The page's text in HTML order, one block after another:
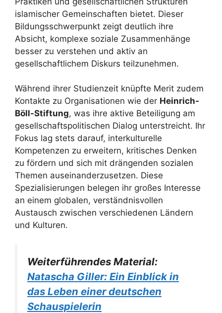
islamischer Gemeinschaften bietet. Dieser
Bildungsschwerpunkt zeigt deutlich ihre
Absicht, komplexe soziale Zusammenhänge
besser zu verstehen und aktiv an
gesellschaftlichem Diskurs teilzunehmen.
Während ihrer Studienzeit knüpfte Merit zudem
Kontakte zu Organisationen wie der Heinrich-
Böll-Stiftung, was ihre aktive Beteiligung am
gesellschaftspolitischen Dialog unterstreicht. Ihr
Fokus lag stets darauf, interkulturelle
Kompetenzen zu erweitern, kritisches Denken
zu fördern und sich mit drängenden sozialen
Themen auseinanderzusetzen. Diese
Spezialisierungen belegen ihr großes Interesse
an einem globalen, verständnisvollen
Austausch zwischen verschiedenen Ländern
und Kulturen.
Weiterführendes Material:
Natascha Giller: Ein Einblick in
das Leben einer deutschen
Schauspielerin